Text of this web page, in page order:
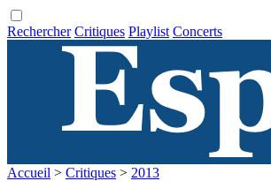
Rechercher Critiques Playlist Concerts
Accueil > Critiques > 2013